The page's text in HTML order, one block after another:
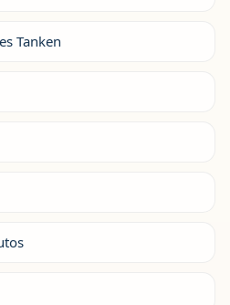
Tanken